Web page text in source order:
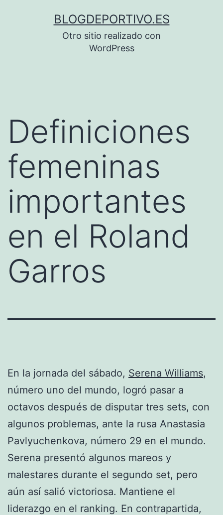
BLOGDEPORTIVO.ES
Otro sitio realizado con
WordPress
Definiciones
femeninas
importantes
en el Roland
Garros
En la jornada del sábado, Serena Williams,
número uno del mundo, logró pasar a
octavos después de disputar tres sets, con
algunos problemas, ante la rusa Anastasia
Pavlyuchenkova, número 29 en el mundo.
Serena presentó algunos mareos y
malestares durante el segundo set, pero
aún así salió victoriosa. Mantiene el
liderazgo en el ranking. En contrapartida,